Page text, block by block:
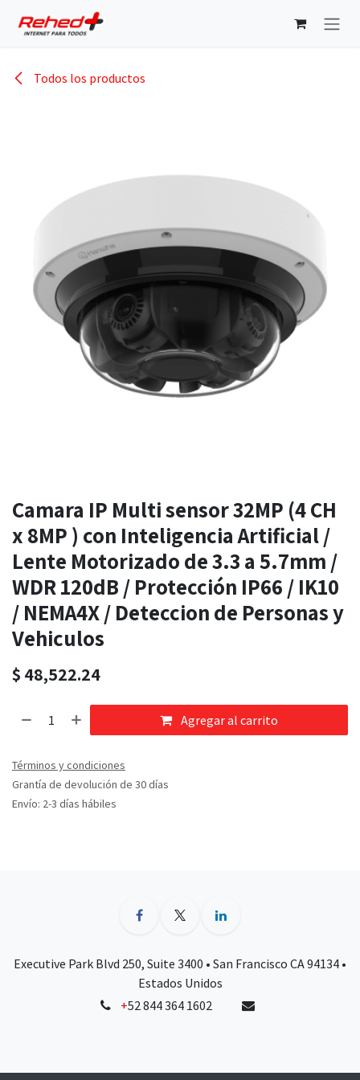
Todos los productos
Camara IP Multi sensor 32MP (4 CH
x 8MP ) con Inteligencia Artificial /
Lente Motorizado de 3.3 a 5.7mm /
WDR 120dB / Protección IP66 / IK10
/ NEMA4X / Deteccion de Personas y
Vehiculos
$ 48,522.24
Agregar al carrito
Términos y condiciones
Grantía de devolución de 30 días
Envío: 2-3 días hábiles
Executive Park Blvd 250, Suite 3400 • San Francisco CA 94134 •
Estados Unidos
+52 844 364 1602